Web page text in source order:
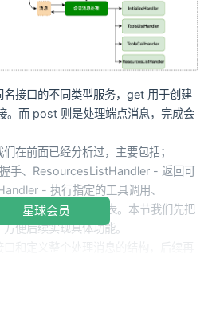
接口的不同类型服务，get 用于创建
。而 post 则是处理端点消息，完成会
在前面已经分析过，主要包括；
手、ResourcesListHandler - 返回可
- 执行指定的工具调用、
务器支持的工具列表。本节我们先把
便后续实现具体功能。
定义的新语法关键字，
星球会员